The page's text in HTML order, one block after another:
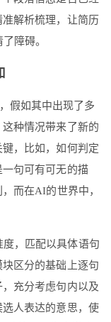
解析梳理，让简历
障碍。
假如其中出现了多
种情况带来了新的
，比如，如何判定
句可有可无的描
而在AI的世界中，
，匹配以具体语句
区分的基础上逐句
充分考虑句内以及
人表达的意思，使